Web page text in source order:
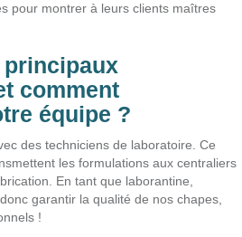
pour montrer à leurs clients maîtres
comment
équipe ?
des techniciens de laboratoire. Ce
les formulations aux centraliers
En tant que laborantine,
garantir la qualité de nos chapes,
!